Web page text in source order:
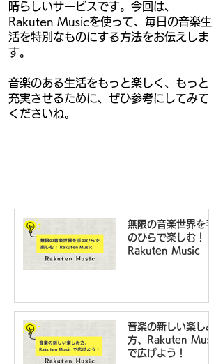
晴らしいサービスです。今回は、
Rakuten Musicを使って、毎日の音楽生
活を特別なものにする方法をお伝えしま
す。
音楽のある生活をもっと楽しく、もっと
充実させるために、ぜひ参考にしてみて
くださいね。
無限の音楽世界を手
のひらで楽しむ！
Rakuten Music
音楽の新しい楽しみ
方、Rakuten Music
で広げよう！